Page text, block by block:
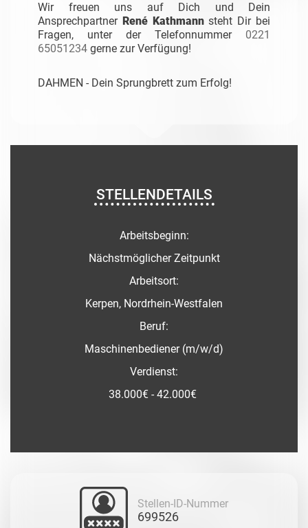
Wir freuen uns auf Dich und Dein
Ansprechpartner René Kathmannsteht Dir bei
Fragen, unter der Telefonnummer 0221
65051234 gerne zur Verfügung!
DAHMEN - Dein Sprungbrett zum Erfolg!
STELLENDETAILS
Arbeitsbeginn:
Nächstmöglicher Zeitpunkt
Arbeitsort:
Kerpen, Nordrhein-Westfalen
Beruf:
Maschinenbediener (m/w/d)
Verdienst:
38.000€ - 42.000€
Stellen-ID-Nummer
699526